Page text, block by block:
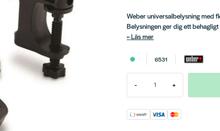
Weber universalbelysning med
Belysningen ger dig ett
Läs mer
6531
- +